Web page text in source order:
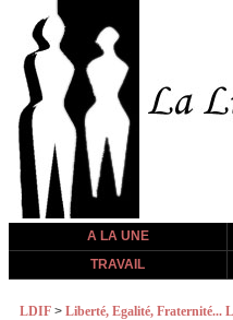
A LA UNE
TRAVAIL
LDIF > Liberté, Egalité, Fraternité...